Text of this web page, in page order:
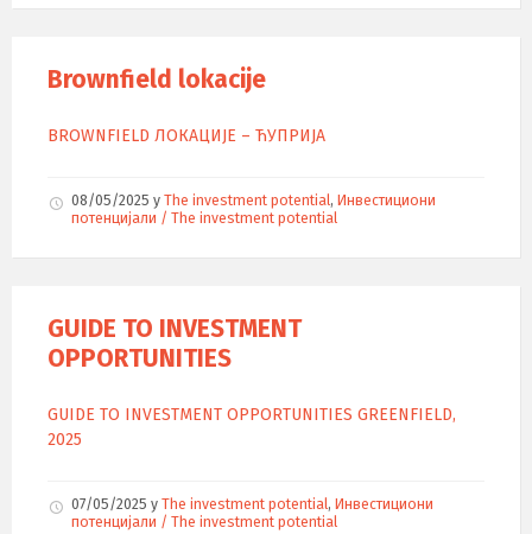
Brownfield lokacije
BROWNFIELD ЛОКАЦИЈЕ – ЋУПРИЈА
08/05/2025 у The investment potential, Инвестициони
потенцијали / The investment potential
GUIDE TO INVESTMENT
OPPORTUNITIES
GUIDE TO INVESTMENT OPPORTUNITIES GREENFIELD,
2025
07/05/2025 у The investment potential, Инвестициони
потенцијали / The investment potential